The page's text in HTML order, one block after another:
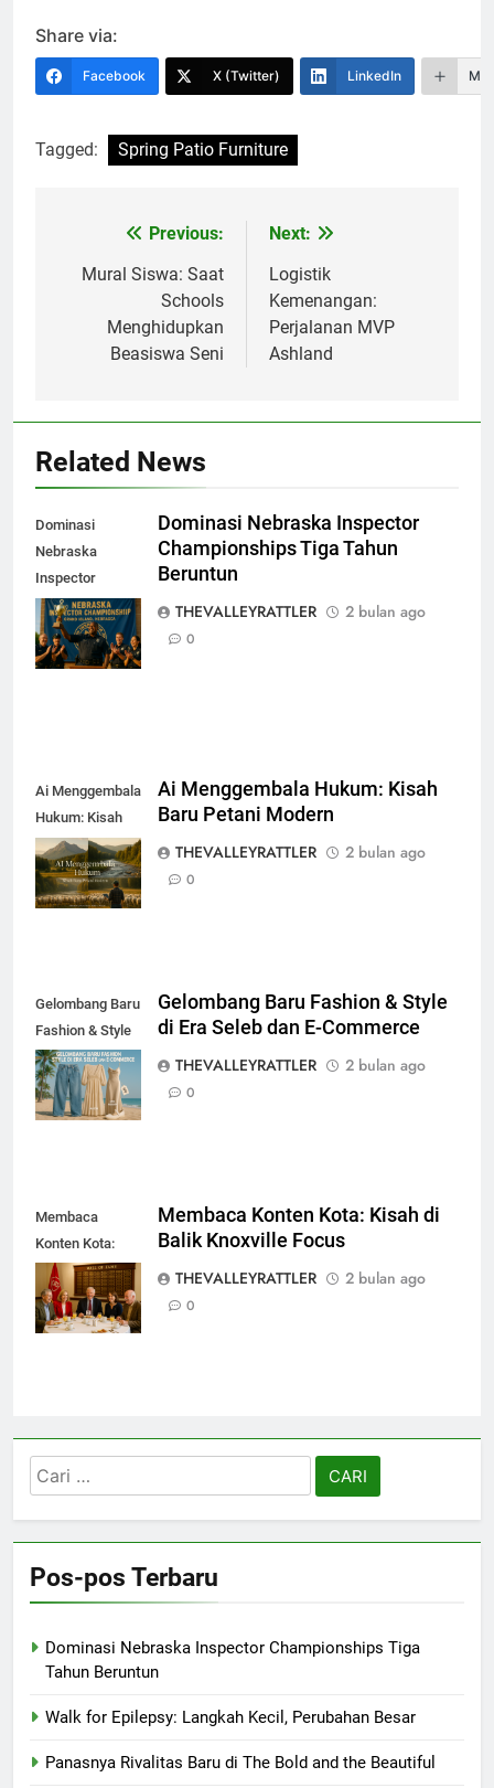
Share via:
Facebook X (Twitter) LinkedIn
Tagged: Spring Patio Furniture
Navigasi
pos
Previous:
Mural Siswa: Saat
Schools
Menghidupkan
Beasiswa Seni
Next:
Logistik
Kemenangan:
Perjalanan MVP
Ashland
Related News
Dominasi
Nebraska
Inspector
Championships
Tiga Tahun
Beruntun
Dominasi Nebraska Inspector
Championships Tiga Tahun
Beruntun
THEVALLEYRATTLER
2 bulan ago
0
Ai Menggembala
Hukum: Kisah
Baru Petani
Modern
Ai Menggembala Hukum: Kisah
Baru Petani Modern
THEVALLEYRATTLER
2 bulan ago
0
Gelombang Baru
Fashion & Style
di Era Seleb dan
E-Commerce
Gelombang Baru Fashion & Style
di Era Seleb dan E-Commerce
THEVALLEYRATTLER
2 bulan ago
0
Membaca
Konten Kota:
Kisah di Balik
Knoxville Focus
Membaca Konten Kota: Kisah di
Balik Knoxville Focus
THEVALLEYRATTLER
2 bulan ago
0
Cari
untuk:
Pos-pos Terbaru
Dominasi Nebraska Inspector Championships Tiga
Tahun Beruntun
Walk for Epilepsy: Langkah Kecil, Perubahan Besar
Panasnya Rivalitas Baru di The Bold and the Beautiful